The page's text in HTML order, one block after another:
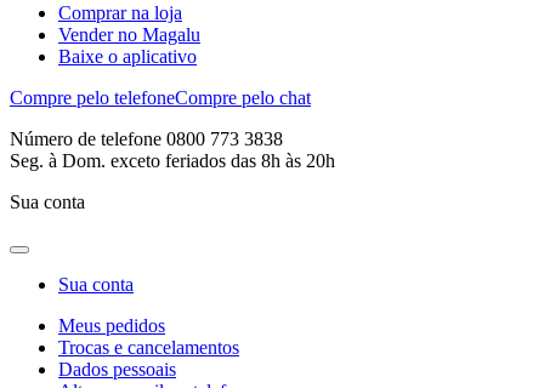
Comprar na loja
Vender no Magalu
Baixe o aplicativo
Compre pelo telefoneCompre pelo chat
Número de telefone 0800 773 3838
Seg. à Dom. exceto feriados das 8h às 20h
Sua conta
Sua conta
Meus pedidos
Trocas e cancelamentos
Dados pessoais